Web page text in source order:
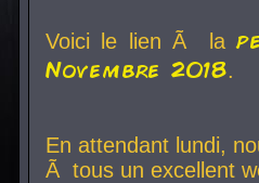
Voici le lien Ã la
Novembre 2018.
En attendant lundi,
Ã tous un excellent